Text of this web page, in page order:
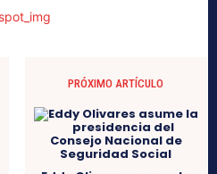
PRÓXIMO ARTÍCULO